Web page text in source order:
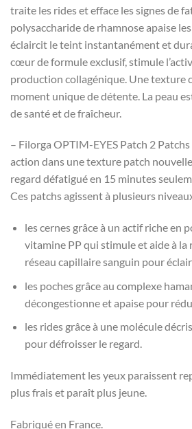
traite les rides et efface les signes de
polysaccharide de rhamnose apaise
éclaircit le teint instantanément et
cœur de formule exclusif, stimule
production collagénique. Une texture
moment unique de détente. La peau
de santé et de fraîcheur.
– Filorga OPTIM-EYES Patch 2
action dans une texture patch
regard défatigué en 15 minutes
Ces patchs agissent à plusieurs
les cernes grâce à un actif riche en
vitamine PP qui stimule et aide à
réseau capillaire sanguin pour
les poches grâce au complexe
décongestionne et apaise pour
les rides grâce à une molécule
pour défroisser le regard.
Immédiatement les yeux paraissent
plus frais et paraît plus jeune.
Fabriqué en France.